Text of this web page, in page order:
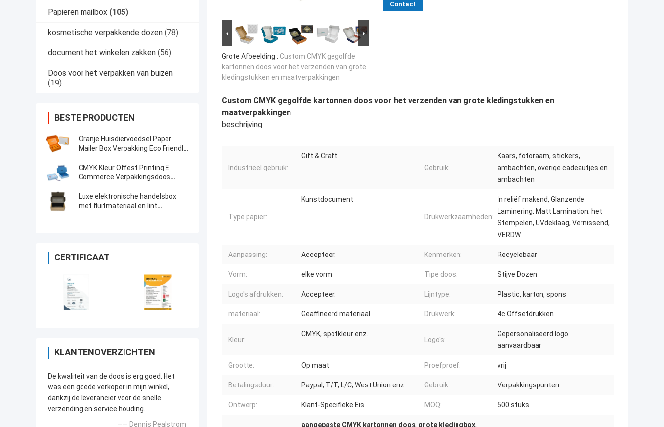
Papieren mailbox (105)
kosmetische verpakkende dozen (78)
document het winkelen zakken (56)
Doos voor het verpakken van buizen
(19)
BESTE PRODUCTEN
Oranje Huisdiervoedsel Paper
Mailer Box Verpakking Eco Friendly
CMYK Kleur Offest Printing E
Commerce Verpakkingsdoos
Luxe elektronische handelsbox
met fluitmateriaal en lint
CERTIFICAAT
KLANTENOVERZICHTEN
De kwaliteit van de doos is erg goed. Het
was een goede verkoper in mijn winkel,
dankzij de leverancier voor de snelle
verzending en service houding.
—— Dennis Pealstrom
Grote Afbeelding : Custom CMYK gegolfde
kartonnen doos voor het verzenden van grote
kledingstukken en maatverpakkingen
Contact
Custom CMYK gegolfde kartonnen doos voor het verzenden van grote kledingstukken en
maatverpakkingen
beschrijving
Industrieel gebruik:
Gift & Craft
Gebruik:
Kaars, fotoraam, stickers,
ambachten, overige cadeautjes en
ambachten
Type papier:
Kunstdocument
Drukwerkzaamheden:
In reliëf makend, Glanzende
Laminering, Matt Lamination, het
Stempelen, UVdeklaag, Vernissend,
VERDW
Aanpassing: Accepteer. Kenmerken: Recyclebaar
Vorm: elke vorm Tipe doos: Stijve Dozen
Logo's afdrukken: Accepteer. Lijntype: Plastic, karton, spons
materiaal: Geaffineerd materiaal Drukwerk: 4c Offsetdrukken
Kleur:
CMYK, spotkleur enz.
Logo's:
Gepersonaliseerd logo
aanvaardbaar
Grootte: Op maat Proefproef: vrij
Betalingsduur: Paypal, T/T, L/C, West Union enz. Gebruik: Verpakkingspunten
Ontwerp: Klant-Specifieke Eis MOQ: 500 stuks
aangepaste CMYK kartonnen doos, grote kledingbox,